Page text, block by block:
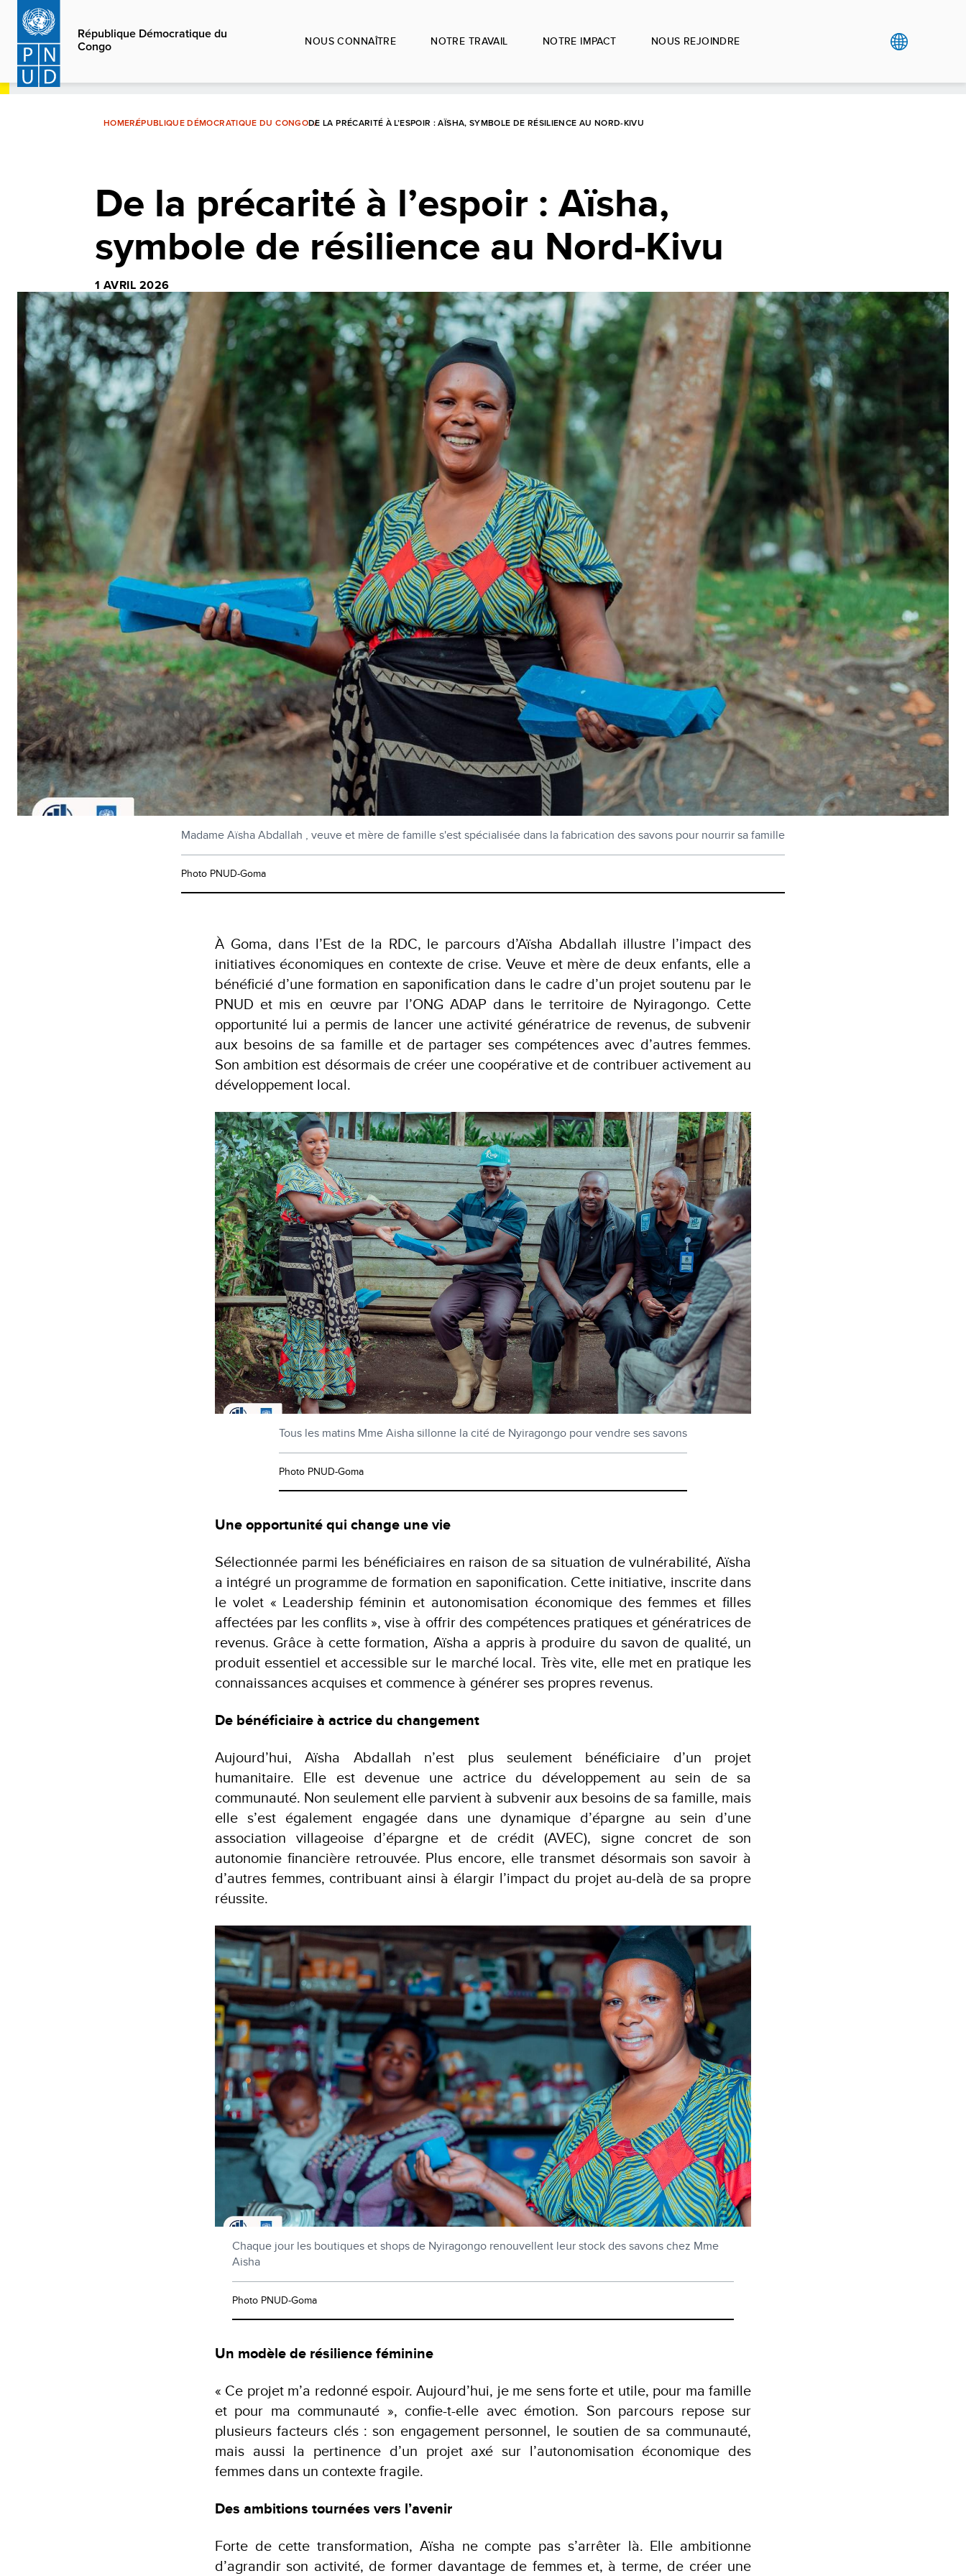
Aller
contenu
principal
République Démocratique du
Congo
NOUS CONNAÎTRE NOTRE TRAVAIL NOTRE IMPACT NOUS REJOINDRE
HOMERÉPUBLIQUE DÉMOCRATIQUE DU CONGODE LA PRÉCARITÉ À L’ESPOIR : AÏSHA, SYMBOLE DE RÉSILIENCE AU NORD-KIVU
De la précarité à l’espoir : Aïsha,
symbole de résilience au Nord-Kivu
1 AVRIL 2026
Madame Aïsha Abdallah , veuve et mère de famille s'est spécialisée dans la fabrication des savons pour nourrir sa famille
Photo PNUD-Goma
À Goma, dans l’Est de la RDC, le parcours d’Aïsha Abdallah illustre l’impact des
initiatives économiques en contexte de crise. Veuve et mère de deux enfants, elle a
bénéficié d’une formation en saponification dans le cadre d’un projet soutenu par le
PNUD et mis en œuvre par l’ONG ADAP dans le territoire de Nyiragongo. Cette
opportunité lui a permis de lancer une activité génératrice de revenus, de subvenir
aux besoins de sa famille et de partager ses compétences avec d’autres femmes.
Son ambition est désormais de créer une coopérative et de contribuer activement au
développement local.
Tous les matins Mme Aisha sillonne la cité de Nyiragongo pour vendre ses savons
Photo PNUD-Goma
Une opportunité qui change une vie
Sélectionnée parmi les bénéficiaires en raison de sa situation de vulnérabilité, Aïsha
a intégré un programme de formation en saponification. Cette initiative, inscrite dans
le volet « Leadership féminin et autonomisation économique des femmes et filles
affectées par les conflits », vise à offrir des compétences pratiques et génératrices de
revenus. Grâce à cette formation, Aïsha a appris à produire du savon de qualité, un
produit essentiel et accessible sur le marché local. Très vite, elle met en pratique les
connaissances acquises et commence à générer ses propres revenus.
De bénéficiaire à actrice du changement
Aujourd’hui, Aïsha Abdallah n’est plus seulement bénéficiaire d’un projet
humanitaire. Elle est devenue une actrice du développement au sein de sa
communauté. Non seulement elle parvient à subvenir aux besoins de sa famille, mais
elle s’est également engagée dans une dynamique d’épargne au sein d’une
association villageoise d’épargne et de crédit (AVEC), signe concret de son
autonomie financière retrouvée. Plus encore, elle transmet désormais son savoir à
d’autres femmes, contribuant ainsi à élargir l’impact du projet au-delà de sa propre
réussite.
Chaque jour les boutiques et shops de Nyiragongo renouvellent leur stock des savons chez Mme
Aisha
Photo PNUD-Goma
Un modèle de résilience féminine
« Ce projet m’a redonné espoir. Aujourd’hui, je me sens forte et utile, pour ma famille
et pour ma communauté », confie-t-elle avec émotion. Son parcours repose sur
plusieurs facteurs clés : son engagement personnel, le soutien de sa communauté,
mais aussi la pertinence d’un projet axé sur l’autonomisation économique des
femmes dans un contexte fragile.
Des ambitions tournées vers l’avenir
Forte de cette transformation, Aïsha ne compte pas s’arrêter là. Elle ambitionne
d’agrandir son activité, de former davantage de femmes et, à terme, de créer une